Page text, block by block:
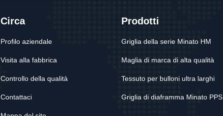
Circa
Profilo aziendale
Visita alla fabbrica
Controllo della qualità
Contattaci
Prodotti
Griglia della serie Minato HM
Maglia di marca di alta qualità
Tessuto per bulloni ultra larghi
Griglia di diaframma Minato PPS